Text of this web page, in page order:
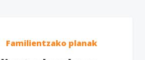
Familientzako planak